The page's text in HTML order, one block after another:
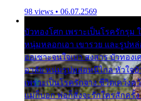
98 views • 06.07.2569
บัวทองโศก เพราะเป็นโรครักรุ
หนุ่มหลอกเอา เขารวย และรูปห
ออเซาะจนใจเบา สงสาร บัวทองเ
อาลัย หนุ่มรูปหล่อหนีไกล หัวใจบั
เพราะเป็นโรครักจาง ชีวิตเคว้งค
แม่ก็บอก พ่อก็สั่งจะรักใครสักครั้